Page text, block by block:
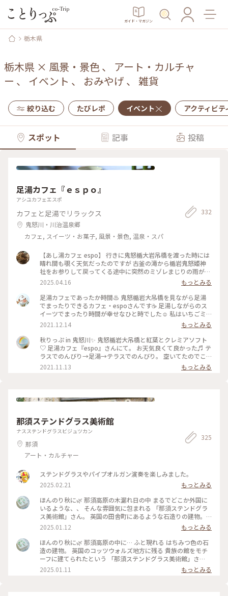
ガイド・マガジン
栃木県
栃木県 × 風景・景色、 アート・カルチャ
ー 、 イベント 、 おみやげ 、 雑貨
絞り込む たびレポ イベント アクティビテ
スポット 記事 投稿
足湯カフェ『ｅｓｐｏ』
アシユカフェエスポ
カフェと足湯でリラックス
鬼怒川・川治温泉郷
カフェ, スイーツ・お菓子, 風景・景色, 温泉・スパ
332
【あし湯カフェ espo】 行きに鬼怒楯大岩吊橋を渡った時には
晴れ間も覗く天気だったのですが 古釜の滝から楯岩鬼怒姫神
社をお参りして戻ってくる途中に突然のミゾレまじりの雨が😫
☔ 駆け足で吊橋を渡ってその先にあるあし湯カフェで雨宿りで
す☕️ こちらのカフェはホテルサンシャイン鬼怒川さんのカフェ
です 宿泊してなくてもカフェ利用ができました🙆‍♀️ 注文する時
にあし湯利用ですと伝えるとありがたいことにタオルも貸して
もらえます(*´꒳`*) 雨に濡れたのと気温が寒かったのであった
かいコーヒーを頂こうかと思ったんですが あし湯に浸かりな
がらなのでせっかくだから鬼怒川サイダーのいちごにしてみま
した🍓 サイダーは人工的なイチゴの味ではなくちゃんと果汁
のイチゴの味がしてめちゃ美味しかったです😋 おまけの4枚目
はお手洗いをお借りした際にホテルサンシャイン鬼怒川さんの
ロビーを通るんですが 何故かシロクマさんがいらっしゃいま
してびっくり🐻‍❄️ｶﾞｵｰ あとお手洗いのマークもイチゴちゃんで
っぷ日光
2025.04.16
もっとみる
足湯カフェであったか時間♨️ 鬼怒楯岩大吊橋を見ながら足湯
でまったりできるカフェ・espoさんです☕️ 足湯しながらのス
イーツでまったり時間が幸せなひと時でした☺️ 私はいちごミ
ルク🍓のドリンクをいただきました！ 冷たかったけれど、足湯
しながらなのでちょうどよかったです😊 母はアイスやゼリー
などが中に入っている、珈琲モンブランを頼みました！ コー
ヒーパウダーの紅葉🍁が秋らしかったです。 高い所が苦手で、
吊橋は途中までしか渡れなかったのでカフェからの素敵な眺め
を楽しめてよかったです✨ 入った時は熱めかな？と思ったけれ
ど、慣れてくると心地よくて、ついつい長居をしてしまいまし
カフェ #カフェ巡り #スイーツ #秋日和 #私のことりっぷ #吊橋
な毎日
2021.12.14
もっとみる
秋りっぷ in 鬼怒川✨ 鬼怒楯岩大吊橋と紅葉とクレミアソフト
♡ 足湯カフェ『espo』さんにて。 お天気良くて良かった♬ テ
ラスでのんびり→足湯→テラスでのんびり。 空いてたのでこ
れをエンドレスで（笑） ブルーハワイの炭酸氷（コオリなん
です🧊）が 青空とリンクしているようでした💙 #足湯カフェ
2021.11.13 もっとみる
那須ステンドグラス美術館
ナスステンドグラスビジュツカン
那須
アート・カルチャー
325
ステンドグラスやパイプオルガン演奏を楽しみました。
2025.02.21
もっとみる
ほんのり秋に🌿 那須高原の木漏れ日の中 まるでどこか外国に
いるような、、 そんな雰囲気に包まれる 「那須ステンドグラ
ス美術館」さん。 英国の田舎町にあるような石造りの建物。
館内の 圧倒的なステンドグラスと 柔らかな光と影が なんとも
美しくて。。 ウェディングカップルさんに しばしうっと
り。。 #ほんのり秋に#秋の思い出#那須#那須ステンドグラス
美術館#柔らかな光の中で#小さな那須旅#ぽかぽか #ベストト
リップ2024
2025.01.12
もっとみる
ほんのり秋に🌿 那須高原の中に… ふと現れる はちみつ色の石
造の建物。 英国のコッツウォルズ地方に残る 貴族の館をモチ
ーフに建てられたという 「那須ステンドグラス美術館」さ
ん。 木漏れ日の中、 まるでどこか外国にいるような。。 館内
には 美しいステンドグラスが配され セント・ラファエル礼拝
2025.01.11 もっとみる